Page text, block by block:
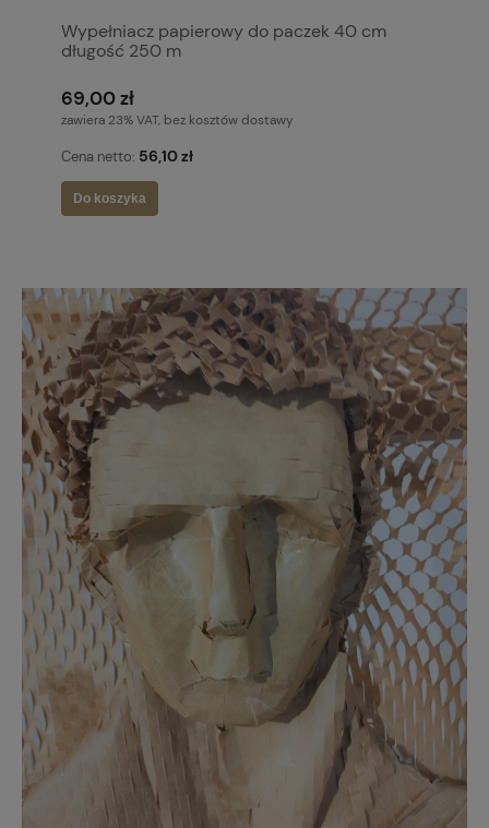
Wypełniacz papierowy do paczek 40 cm
długość 250 m
69,00 zł
zawiera 23% VAT, bez kosztów dostawy
Cena netto: 56,10 zł
Do koszyka